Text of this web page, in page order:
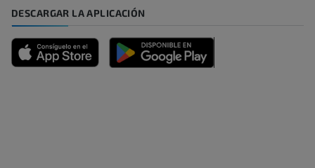
DESCARGAR LA APLICACIÓN